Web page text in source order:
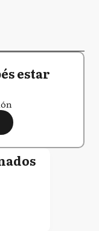
estar